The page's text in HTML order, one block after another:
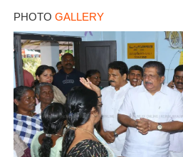
PHOTO GALLERY